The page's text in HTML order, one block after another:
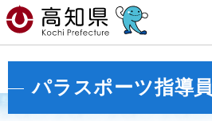
パラスポーツ指導員